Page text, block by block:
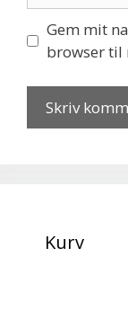
Gem mit
browser til
Kurv